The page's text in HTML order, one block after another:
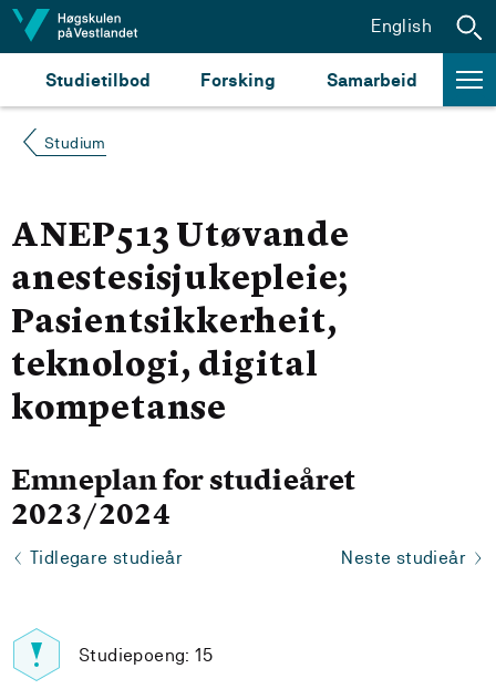
Hopp til innhald
Studietilbod Forsking Samarbeid
English
Studium
ANEP513 Utøvande
anestesisjukepleie;
Pasientsikkerheit,
teknologi, digital
kompetanse
Emneplan for studieåret
2023/2024
Tidlegare studieår Neste studieår
Studiepoeng: 15